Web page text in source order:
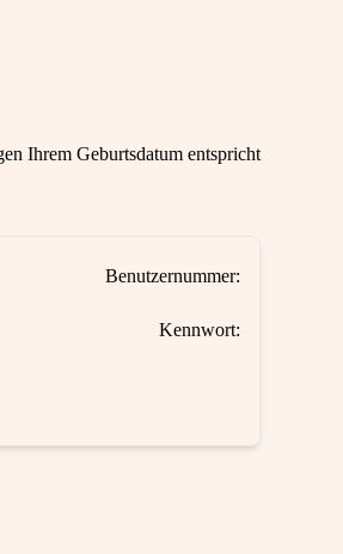
Ihrem Geburtsdatum entspricht
Benutzernummer:
Kennwort: